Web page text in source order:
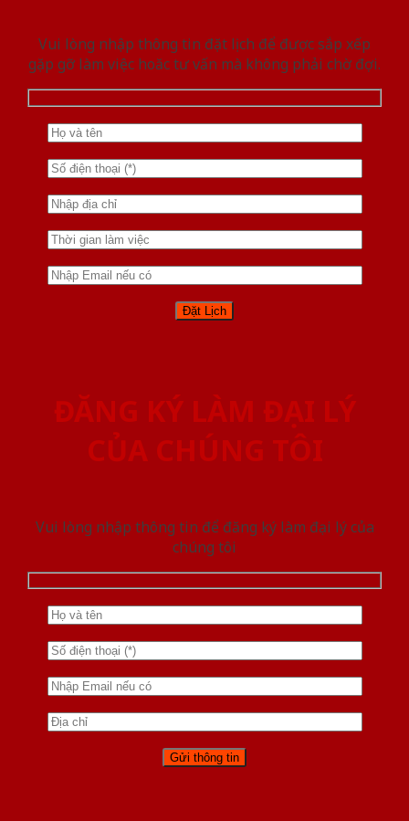
Vui lòng nhập thông tin đặt lịch để được sắp xếp
gặp gỡ làm việc hoăc tư vấn mà không phải chờ đợi.
ĐĂNG KÝ LÀM ĐẠI LÝ
CỦA CHÚNG TÔI
Vui lòng nhập thông tin để đăng ký làm đại lý của
chúng tôi